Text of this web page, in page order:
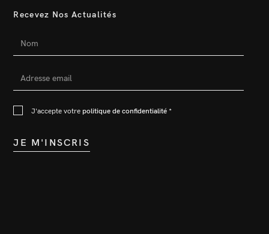
Recevez Nos Actualités
J'accepte votre politique de confidentialité *
JE M'INSCRIS